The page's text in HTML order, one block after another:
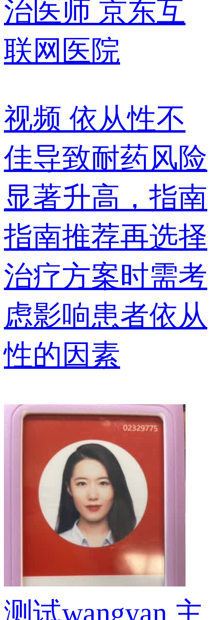
治医师 京东互
联网医院
视频 依从性不
佳导致耐药风险
显著升高，指南
指南推荐再选择
治疗方案时需考
虑影响患者依从
性的因素
测试wangyan 主